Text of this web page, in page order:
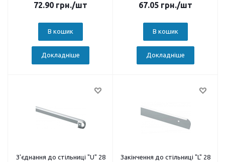
72.90 грн./шт
В кошик
Докладніше
67.05 грн./шт
В кошик
Докладніше
З'єднання до стільниці "U" 28
Закінчення до стільниці "L" 28